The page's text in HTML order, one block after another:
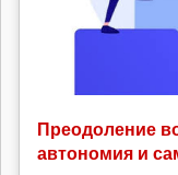
Преодоление
автономия и